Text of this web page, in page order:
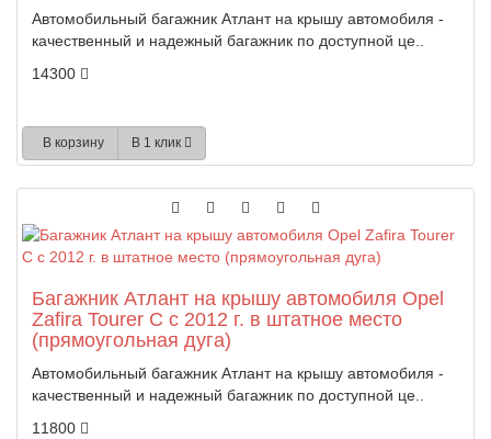
Автомобильный багажник Атлант на крышу автомобиля -
качественный и надежный багажник по доступной це..
14300
В корзину В 1 клик
Багажник Атлант на крышу автомобиля Opel
Zafira Tourer C с 2012 г. в штатное место
(прямоугольная дуга)
Автомобильный багажник Атлант на крышу автомобиля -
качественный и надежный багажник по доступной це..
11800